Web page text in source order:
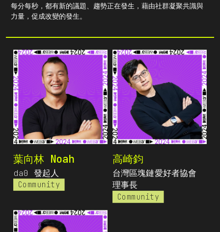
每分每秒，都有新的議題、趨勢正在發生，藉由社群凝聚共識與
力量，促成改變的發生。
葉向林 Noah
da0 發起人
Community
高崎鈞
台灣區塊鏈愛好者協會
理事長
Community